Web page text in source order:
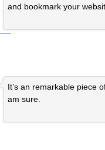
and bookmark your
It’s an remarkable piece
am sure.